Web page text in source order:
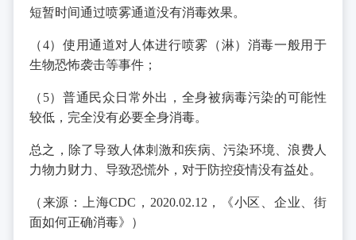
短暂时间通过喷雾通道没有消毒效果。
（4）使用通道对人体进行喷雾（淋）消毒一般用于
生物恐怖袭击等事件；
（5）普通民众日常外出，全身被病毒污染的可能性
较低，完全没有必要全身消毒。
总之，除了导致人体刺激和疾病、污染环境、浪费人
力物力财力、导致恐慌外，对于防控疫情没有益处。
（来源：上海CDC，2020.02.12，《小区、企业、街
面如何正确消毒》）